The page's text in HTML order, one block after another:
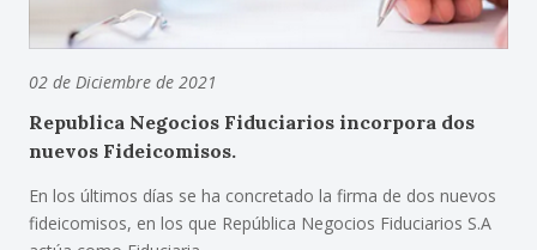
02 de Diciembre de 2021
Republica Negocios Fiduciarios incorpora dos
nuevos Fideicomisos.
En los últimos días se ha concretado la firma de dos nuevos
fideicomisos, en los que República Negocios Fiduciarios S.A